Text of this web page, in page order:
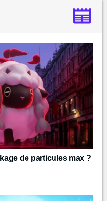
de particules max ?